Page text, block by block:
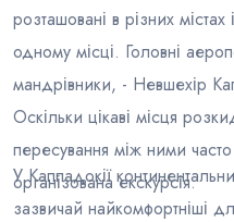
розташовані в різних
одному місці. Головні
мандрівники, - Невшехір
Оскільки цікаві місця
пересування між ними часто
організована екскурсія.
У Каппадокії
зазвичай найкомфортніші